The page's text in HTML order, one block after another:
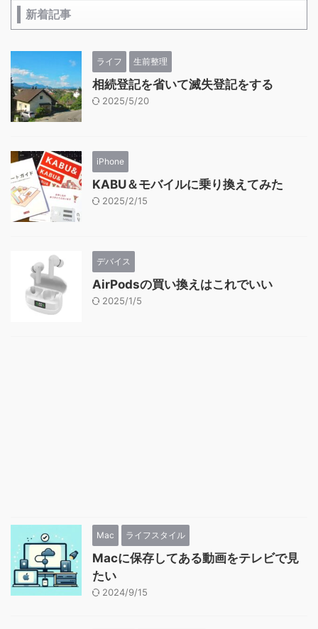
新着記事
ライフ 生前整理
相続登記を省いて滅失登記をする
2025/5/20
iPhone
KABU＆モバイルに乗り換えてみた
2025/2/15
デバイス
AirPodsの買い換えはこれでいい
2025/1/5
Mac ライフスタイル
Macに保存してある動画をテレビで見
たい
2024/9/15